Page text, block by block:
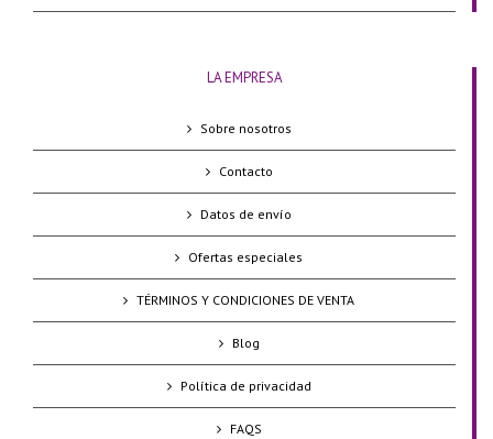
LA EMPRESA
Sobre nosotros
Contacto
Datos de envío
Ofertas especiales
TÉRMINOS Y CONDICIONES DE VENTA
Blog
Política de privacidad
FAQS